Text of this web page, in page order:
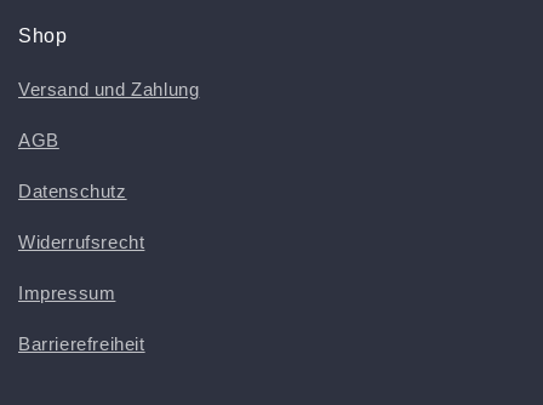
Shop
Versand und Zahlung
AGB
Datenschutz
Widerrufsrecht
Impressum
Barrierefreiheit